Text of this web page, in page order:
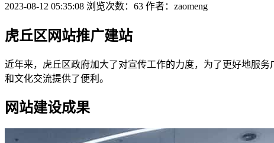
2023-08-12 05:35:08 浏览次数：63 作者：zaomeng
虎丘区网站推广建站
近年来，虎丘区政府加大了对宣传工作的力度，为了更好地服
和文化交流提供了便利。
网站建设成果